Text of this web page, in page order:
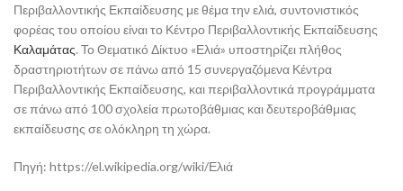
Περιβαλλοντικής Εκπαίδευσης με θέμα την ελιά, συντονιστικός
φορέας του οποίου είναι το Κέντρο Περιβαλλοντικής Εκπαίδευσης
Καλαμάτας. Το Θεματικό Δίκτυο «Ελιά» υποστηρίζει πλήθος
δραστηριοτήτων σε πάνω από 15 συνεργαζόμενα Κέντρα
Περιβαλλοντικής Εκπαίδευσης, και περιβαλλοντικά προγράμματα
σε πάνω από 100 σχολεία πρωτοβάθμιας και δευτεροβάθμιας
εκπαίδευσης σε ολόκληρη τη χώρα.
Πηγή: https://el.wikipedia.org/wiki/Ελιά